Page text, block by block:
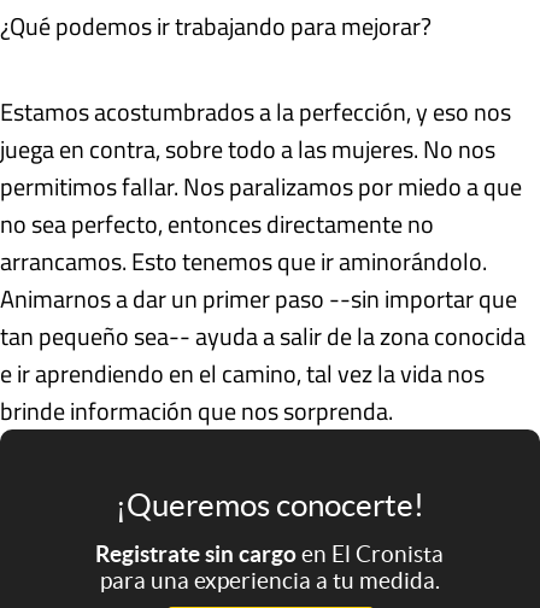
¿Qué podemos ir trabajando para mejorar?
Estamos acostumbrados a la perfección, y eso nos
juega en contra, sobre todo a las mujeres. No nos
permitimos fallar. Nos paralizamos por miedo a que
no sea perfecto, entonces directamente no
arrancamos. Esto tenemos que ir aminorándolo.
Animarnos a dar un primer paso --sin importar que
tan pequeño sea-- ayuda a salir de la zona conocida
e ir aprendiendo en el camino, tal vez la vida nos
brinde información que nos sorprenda.
¡Queremos conocerte!
Registrate sin cargoen El Cronista
para una experiencia a tu medida.